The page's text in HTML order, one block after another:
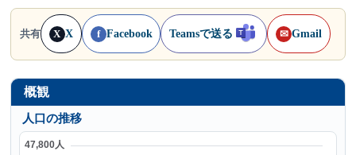
共有 X X f Facebook Teamsで送る ✉ Gmail
概観
人口の推移